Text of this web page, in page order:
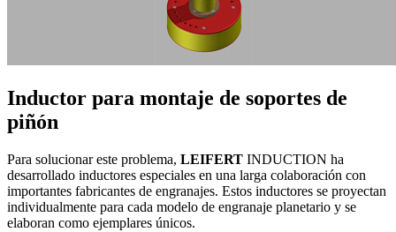
Inductor para montaje de soportes de
piñón
Para solucionar este problema, LEIFERT INDUCTION ha
desarrollado inductores especiales en una larga colaboración con
importantes fabricantes de engranajes. Estos inductores se proyectan
individualmente para cada modelo de engranaje planetario y se
elaboran como ejemplares únicos.